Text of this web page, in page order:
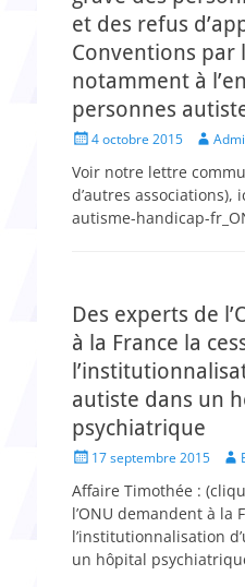
et des refus
Conventions par
notamment à
personnes
Posted4 octobre 2015 Author
Voir notre lettre
d’autres associations),
autisme-handicap-
Des experts de
à la France la
autiste dans un
psychiatrique
Posted17 septembre 2015
Affaire Timothée :
l’ONU demandent à la
l’institutionnalisation
un hôpital